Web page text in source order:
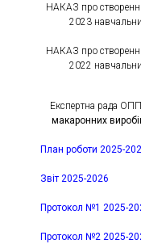
НАКАЗ про
2023
НАКАЗ про
2022
Експертна рада ОПП
макаронних
План роботи 2025-
Звіт 2025-2026
Протокол №1 2025-
Протокол №2 2025-